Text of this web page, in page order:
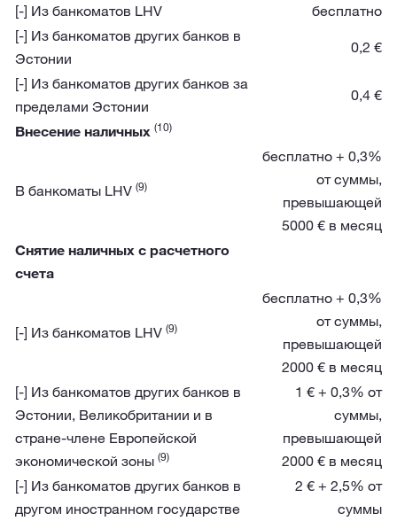
[-] Из банкоматов LHV
бесплатно
[-] Из банкоматов других банков в
Эстонии
0,2 €
[-] Из банкоматов других банков за
пределами Эстонии
0,4 €
Внесение наличных (10)
В банкоматы LHV (9)
бесплатно + 0,3%
от суммы,
превышающей
5000 € в месяц
Снятие наличных с расчетного
счета
[-] Из банкоматов LHV (9)
бесплатно + 0,3%
от суммы,
превышающей
2000 € в месяц
[-] Из банкоматов других банков в
Эстонии, Великобритании и в
стране-члене Европейской
экономической зоны (9)
1 € + 0,3% от
суммы,
превышающей
2000 € в месяц
[-] Из банкоматов других банков в
другом иностранном государстве
2 € + 2,5% от
суммы